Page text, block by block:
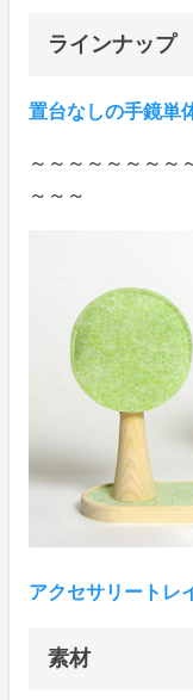
ラインナップ
置台なしの手鏡単
～～～～～～～～
～～～
アクセサリートレ
素材